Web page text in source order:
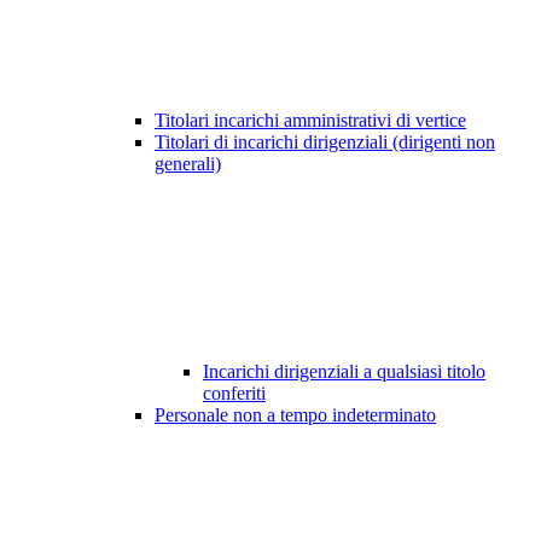
Titolari incarichi amministrativi di vertice
Titolari di incarichi dirigenziali (dirigenti non
generali)
Incarichi dirigenziali a qualsiasi titolo
conferiti
Personale non a tempo indeterminato